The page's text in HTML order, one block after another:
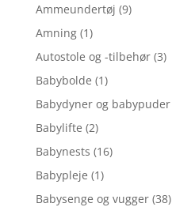
Ammeundertøj (9)
Amning (1)
Autostole og -tilbehør (3)
Babybolde (1)
Babydyner og babypuder
Babylifte (2)
Babynests (16)
Babypleje (1)
Babysenge og vugger (38)